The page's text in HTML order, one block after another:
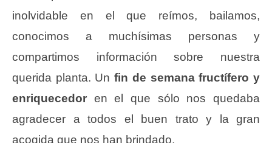
inolvidable en el que reímos, bailamos,
conocimos a muchísimas personas y
compartimos información sobre nuestra
querida planta. Unfin de semana fructífero y
enriquecedor en el que sólo nos quedaba
agradecer a todos el buen trato y la gran
acogida que nos han brindado.